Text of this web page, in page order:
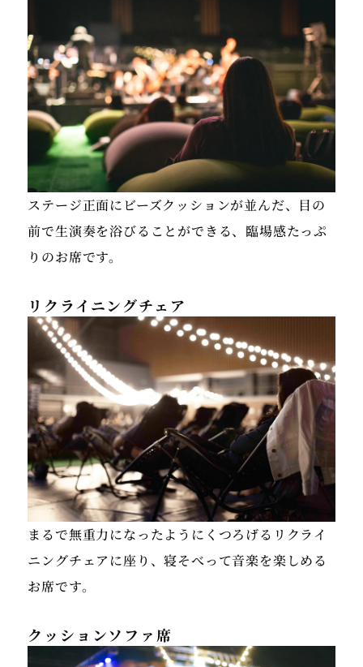
ステージ正面にビーズクッションが並んだ、目の
前で生演奏を浴びることができる、臨場感たっぷ
りのお席です。
リクライニングチェア
まるで無重力になったようにくつろげるリクライ
ニングチェアに座り、寝そべって音楽を楽しめる
お席です。
クッションソファ席